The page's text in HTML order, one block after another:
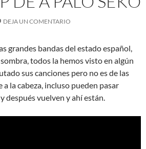
DEJA UN COMENTARIO
grandes bandas del estado español,
todos la hemos visto en algún
sus canciones pero no es de las
la cabeza, incluso pueden pasar
después vuelven y ahí están.